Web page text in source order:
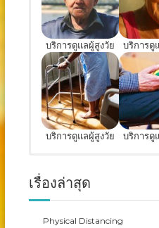
บริการดูแลผู้สูงวัย บริการดู
บริการดูแลผู้สูงวัย บริการดู
ผู้ป่วยเรื้อรังในระยะพักฟื้
ไขข้อ
เรื่องล่าสุด
Physical Distancing